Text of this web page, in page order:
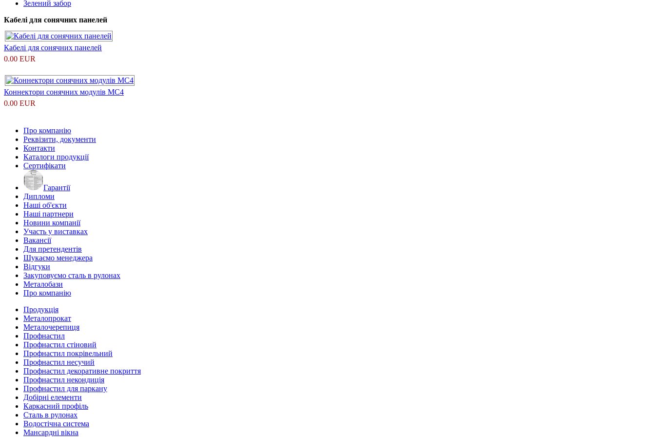
Зелений забор
Кабелі для сонячних панелей
Кабелі для сонячних панелей
0.00 EUR
Коннектори сонячних модулів MC4
0.00 EUR
Про компанію
Реквізити, документи
Контакти
Каталоги продукції
Сертифікати
Гарантії
Дипломи
Наші об'єкти
Наші партнери
Новини компанії
Участь у виставках
Вакансії
Для претендентів
Шукаємо менеджера
Відгуки
Закуповуємо сталь в рулонах
Металобази
Про компанію
Продукція
Металопрокат
Металочерепиця
Профнастил
Профнастил стіновий
Профнастил покрівельний
Профнастил несучий
Профнастил декоративне покриття
Профнастил некондиція
Профнастил для паркану
Добірні елементи
Каркасний профіль
Сталь в рулонах
Водостічна система
Мансардні вікна